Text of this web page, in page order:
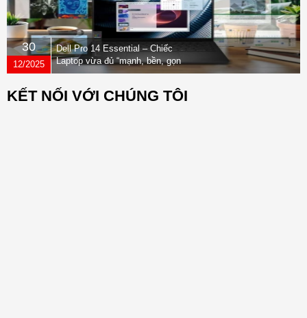
30
12/2025
Dell Pro 14 Essential – Chiếc
Laptop vừa đủ “mạnh, bền, gọn
nhẹ” dành cho dân văn phòng
KẾT NỐI VỚI CHÚNG TÔI